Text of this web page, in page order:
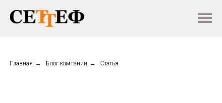
Главная → Блог компании → Статья